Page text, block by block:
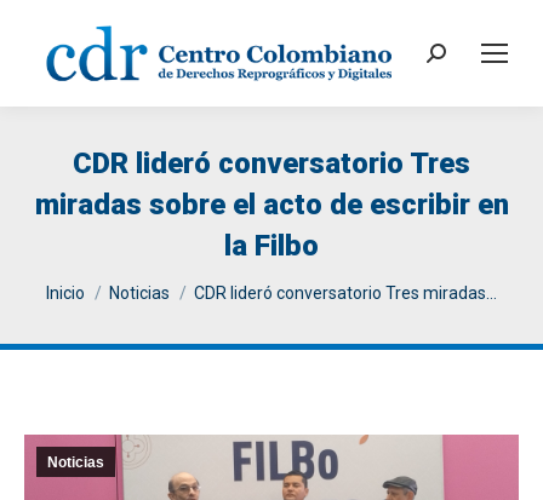
Search:
CDR lideró conversatorio Tres
miradas sobre el acto de escribir en
la Filbo
You are here:
Inicio Noticias CDR lideró conversatorio Tres miradas…
Noticias